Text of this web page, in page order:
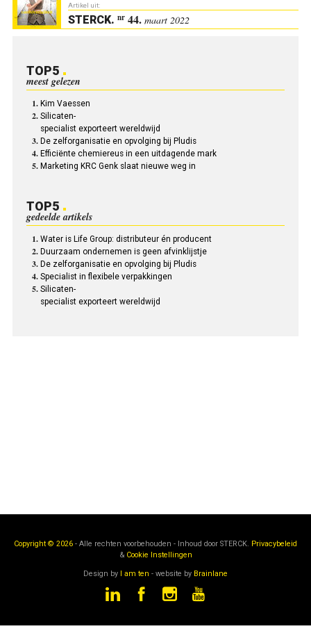
Artikel uit:
STERCK. nr44. maart 2022
TOP5
meest gelezen
Kim Vaessen
Silicaten-
specialist exporteert wereldwijd
De zelforganisatie en opvolging bij Pludis
Efficiënte chemiereus in een uitdagende mark
Marketing KRC Genk slaat nieuwe weg in
TOP5
gedeelde artikels
Water is Life Group: distributeur én producent
Duurzaam ondernemen is geen afvinklijstje
De zelforganisatie en opvolging bij Pludis
Specialist in flexibele verpakkingen
Silicaten-
specialist exporteert wereldwijd
Copyright © 2026 - Alle rechten voorbehouden - Inhoud door STERCK. Privacybeleid
& Cookie Instellingen
Design by I am ten - website by Brainlane